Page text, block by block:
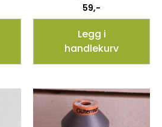
59,-
Legg i
handlekurv